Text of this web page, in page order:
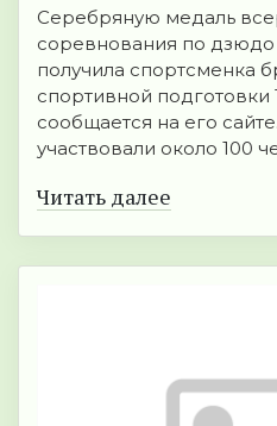
Серебряную медаль
соревнования по дзюдо
получила спортсменка
спортивной подготовки
сообщается на его
участвовали около 100
Читать далее